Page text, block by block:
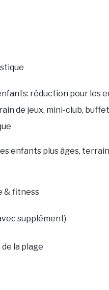
réduction pour les
de jeux, mini-club,
enfants plus âges,
& fitness
supplément)
la plage